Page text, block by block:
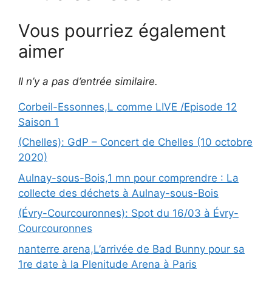
Vous pourriez également
aimer
Il n’y a pas d’entrée similaire.
Corbeil-Essonnes,L comme LIVE /Episode 12
Saison 1
(Chelles): GdP – Concert de Chelles (10 octobre
2020)
Aulnay-sous-Bois,1 mn pour comprendre : La
collecte des déchets à Aulnay-sous-Bois
(Évry-Courcouronnes): Spot du 16/03 à Évry-
Courcouronnes
nanterre arena,L’arrivée de Bad Bunny pour sa
1re date à la Plenitude Arena à Paris